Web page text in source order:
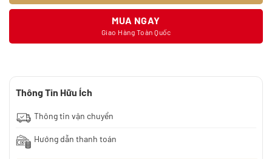
MUA NGAY
Giao Hàng Toàn Quốc
Thông Tin Hữu Ích
Thông tin vận chuyển
Hướng dẫn thanh toán